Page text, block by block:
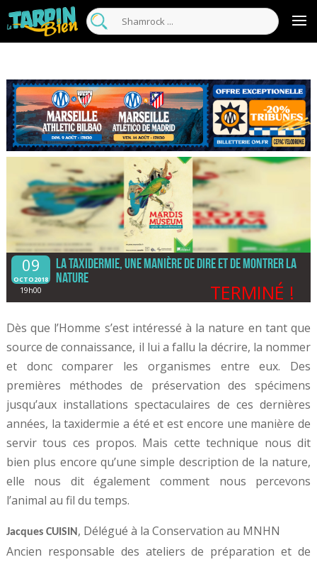
09
OCTO2018
19h00
La taxidermie, une manière de dire et de montrer la
Nature
TERMINÉ !
Dès que l’Homme s’est intéressé à la nature en tant que
source de connaissance, il lui a fallu la décrire, la nommer
et donc comparer les organismes entre eux. Des
premières méthodes de préservation des spécimens
jusqu’aux installations spectaculaires de ces dernières
années, la taxidermie a été et est encore une manière de
servir tous ces propos. Mais cette technique nous dit
bien plus encore qu’une simple description de la nature,
elle nous dit également comment nous percevons
l’animal au fil du temps.
Jacques CUISIN, Délégué à la Conservation au MNHN
Ancien responsable des ateliers de préparation et de